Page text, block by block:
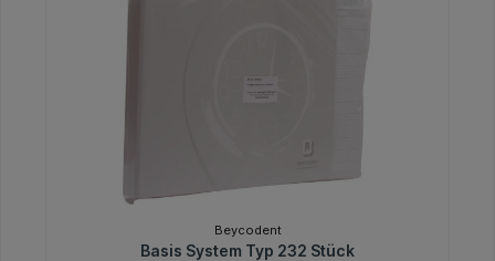
Beycodent
Basis System Typ 232 Stück